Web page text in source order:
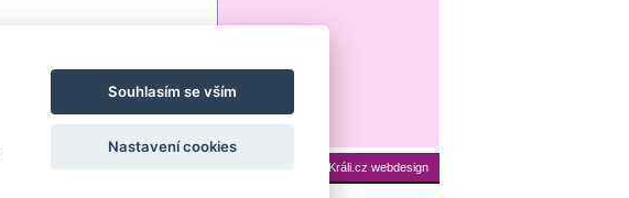
Králi.cz webdesign
Souhlasím se vším
Nastavení cookies